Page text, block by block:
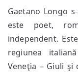
Gaetano Longo
este poet,
independent.
regiunea
Veneţia – Giuli şi